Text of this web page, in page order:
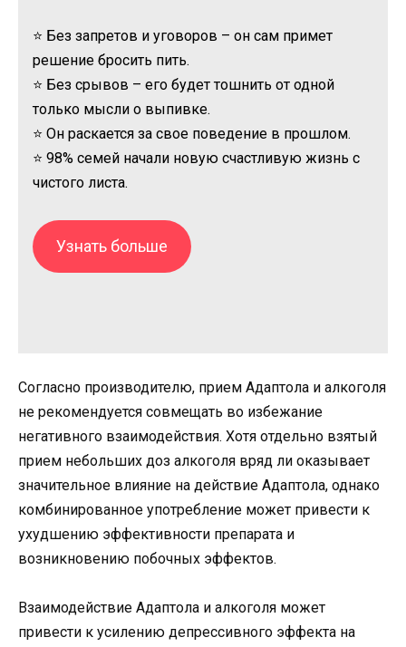
⭐ Без запретов и уговоров – он сам примет
решение бросить пить.
⭐ Без срывов – его будет тошнить от одной
только мысли о выпивке.
⭐ Он раскается за свое поведение в прошлом.
⭐ 98% семей начали новую счастливую жизнь с
чистого листа.
Узнать больше
Согласно производителю, прием Адаптола и алкоголя
не рекомендуется совмещать во избежание
негативного взаимодействия. Хотя отдельно взятый
прием небольших доз алкоголя вряд ли оказывает
значительное влияние на действие Адаптола, однако
комбинированное употребление может привести к
ухудшению эффективности препарата и
возникновению побочных эффектов.
Взаимодействие Адаптола и алкоголя может
привести к усилению депрессивного эффекта на